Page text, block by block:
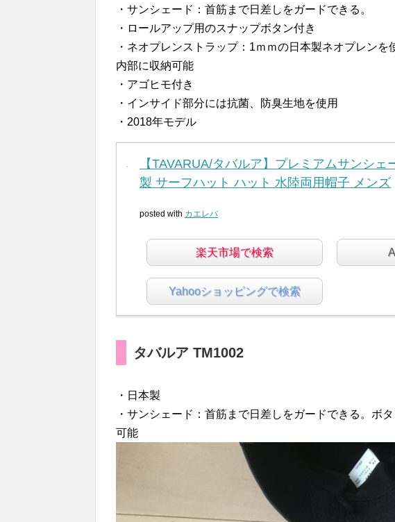
・サンシェード：首筋まで日差しをガードできる。
・ロールアップ用のスナップボタン付き
・ネオプレンストラップ：1ｍｍの日本製ネオプレン
内部に収納可能
・アゴヒモ付き
・インサイド部分には抗菌、防臭生地を使用
・2018年モデル
【TAVARUA/タバルア】プレミアムサンシ
製 サーフハット ハット 水陸両用帽子 メンズ
posted with カエレバ
楽天市場で検索
Yahooショッピングで検索
タバルア TM1002
・日本製
・サンシェード：首筋まで日差しをガードできる。ボ
可能